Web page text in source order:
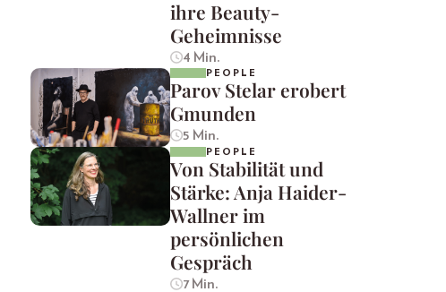
ihre Beauty-
Geheimnisse
4 Min.
PEOPLE
Parov Stelar erobert
Gmunden
5 Min.
PEOPLE
Von Stabilität und
Stärke: Anja Haider-
Wallner im
persönlichen
Gespräch
7 Min.